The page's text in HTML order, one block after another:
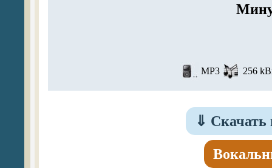
MP3 256
⇓ Скачать